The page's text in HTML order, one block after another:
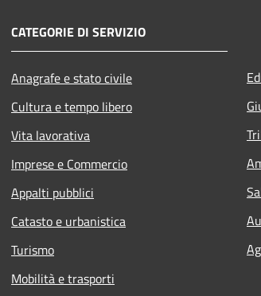
CATEGORIE DI SERVIZIO
Anagrafe e stato civile
Cultura e tempo libero
Vita lavorativa
Imprese e Commercio
Appalti pubblici
Catasto e urbanistica
Turismo
Mobilità e trasporti